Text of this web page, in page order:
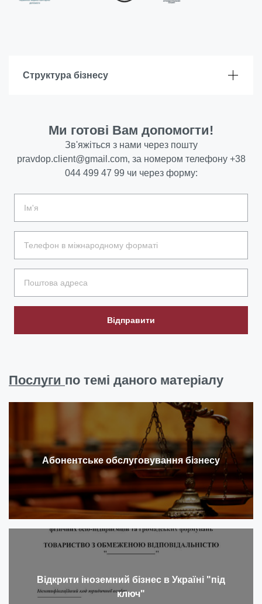
Структура бізнесу
Ми готові Вам допомогти!
Зв'яжіться з нами через пошту
pravdop.client@gmail.com, за номером телефону +38
044 499 47 99 чи через форму:
Відправити
Послуги по темі даного матеріалу
Абонентське обслуговування бізнесу
Відкрити іноземний бізнес в Україні "під
ключ"